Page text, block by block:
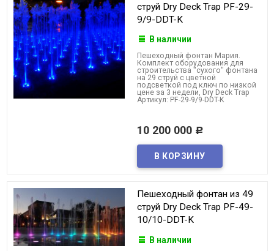
струй Dry Deck Trap PF-29-
9/9-DDT-K
В наличии
Пешеходный фонтан Мария.
Комплект оборудования для
строительства "сухого" фонтана
на 29 струй с цветной
подсветкой под ключ по низкой
цене за 3 недели, Dry Deck Trap
Артикул: PF-29-9/9-DDT-K
10 200 000 Р
Пешеходный фонтан из 49
струй Dry Deck Trap PF-49-
10/10-DDT-K
В наличии